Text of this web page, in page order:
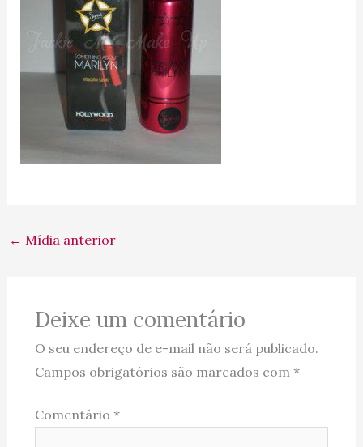
← Mídia anterior
Deixe um comentário
O seu endereço de e-mail não será publicado.
Campos obrigatórios são marcados com *
Comentário *